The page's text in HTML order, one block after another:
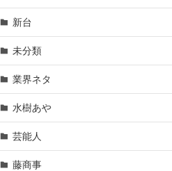
新台
未分類
業界ネタ
水樹あや
芸能人
藤商事